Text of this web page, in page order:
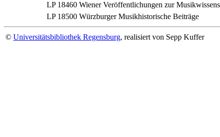
LP 18460 Wiener Veröffentlichungen zur
LP 18500 Würzburger Musikhistorische Beiträge
© Universitätsbibliothek Regensburg, realisiert von Sepp Kuffer